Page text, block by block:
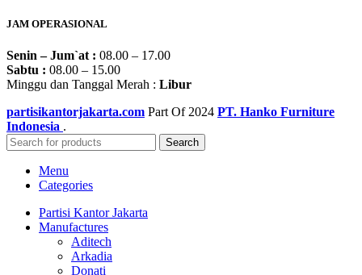
JAM OPERASIONAL
Senin – Jum`at : 08.00 – 17.00
Sabtu : 08.00 – 15.00
Minggu dan Tanggal Merah : Libur
partisikantorjakarta.com Part Of 2024 PT. Hanko Furniture
Indonesia .
Search
Menu
Categories
Partisi Kantor Jakarta
Manufactures
Aditech
Arkadia
Donati